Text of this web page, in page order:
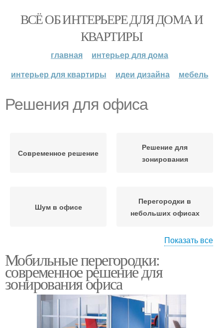
ВСЁ ОБ ИНТЕРЬЕРЕ ДЛЯ ДОМА И
КВАРТИРЫ
главная
интерьер для дома
интерьер для квартиры
идеи дизайна мебель
Решения для офиса
Современное решение
Решение для
зонирования
Шум в офисе
Перегородки в
небольших офисах
Акустические решения Напольные решения
Показать все
Мобильные перегородки:
современное решение для
зонирования офиса